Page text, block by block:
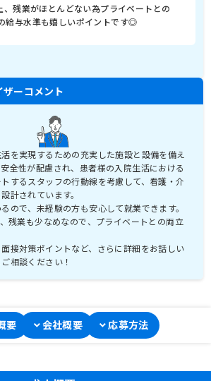
、残業がほとんどない為プライベートとの
給与水準も嬉しいポイントです◎
ーコメント
を実現するための充実した施設と設備を備え
全性が配慮され、患者様の入院生活における
するスタッフの行動線を考慮して、看護・介
計されています。
ので、未経験の方も安心して就業できます。
残業も少なめなので、プライベートとの両立
接対策ポイントなど、さらに詳細をお話しい
相談ください！
要 会社概要 応募方法